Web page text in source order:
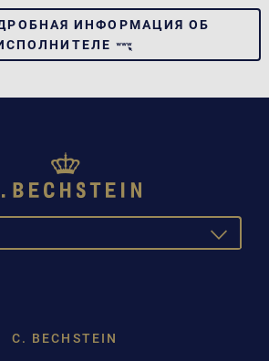
ИНФОРМАЦИЯ ОБ
TOGGLE
C. BECHSTEIN